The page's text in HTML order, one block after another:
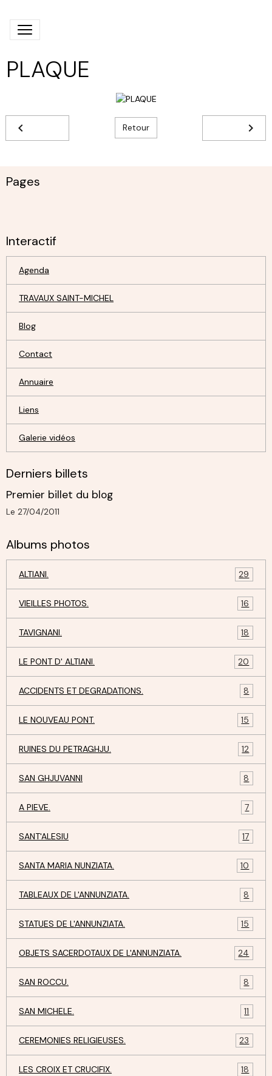
PLAQUE
Retour
Pages
Interactif
Agenda
TRAVAUX SAINT-MICHEL
Blog
Contact
Annuaire
Liens
Galerie vidéos
Derniers billets
Premier billet du blog
Le 27/04/2011
Albums photos
ALTIANI. 29
VIEILLES PHOTOS. 16
TAVIGNANI. 18
LE PONT D' ALTIANI. 20
ACCIDENTS ET DEGRADATIONS. 8
LE NOUVEAU PONT. 15
RUINES DU PETRAGHJU. 12
SAN GHJUVANNI 8
A PIEVE. 7
SANT'ALESIU 17
SANTA MARIA NUNZIATA. 10
TABLEAUX DE L'ANNUNZIATA. 8
STATUES DE L'ANNUNZIATA. 15
OBJETS SACERDOTAUX DE L'ANNUNZIATA. 24
SAN ROCCU. 8
SAN MICHELE. 11
CEREMONIES RELIGIEUSES. 23
LES CROIX ET CRUCIFIX. 18